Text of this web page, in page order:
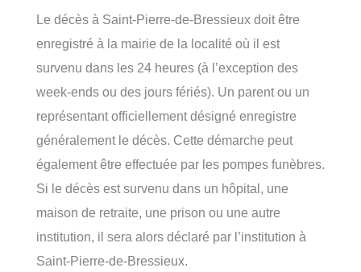
Le décès à Saint-Pierre-de-Bressieux doit être
enregistré à la mairie de la localité où il est
survenu dans les 24 heures (à l’exception des
week-ends ou des jours fériés). Un parent ou un
représentant officiellement désigné enregistre
généralement le décès. Cette démarche peut
également être effectuée par les pompes funèbres.
Si le décès est survenu dans un hôpital, une
maison de retraite, une prison ou une autre
institution, il sera alors déclaré par l’institution à
Saint-Pierre-de-Bressieux.